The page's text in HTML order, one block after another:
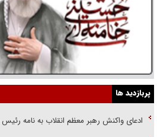
پربازدید ها
ادعای واکنش رهبر معظم انقلاب به نامه